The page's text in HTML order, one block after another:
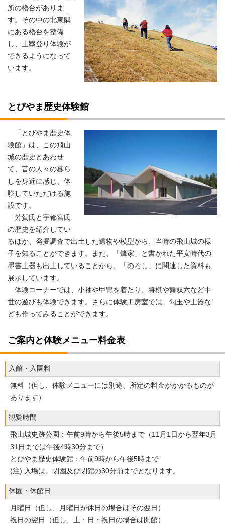
所の櫓台がありま
す。その中の北東隅
にある櫓台を整備
し、土塁登り体験が
できるようになって
います。
とびやま歴史体験館
「とびやま歴史体
験館」は、この飛山
城の歴史とあわせ
て、昔の人々の暮ら
しを身近に感じ、体
験していただける施
設です。
芳賀氏と宇都宮氏
の歴史を紹介してい
るほか、発掘調査で出土した遺物や模型から、当時の飛山城の様
子を知ることができます。また、「烽家」と書かれた平安時代の
墨書土器も出土していることから、「のろし」に関連した資料も
展示しています。
体験コーナーでは、小袖や甲冑を着たり、将棋や盤双六など中
世の遊びも体験できます。さらに体験工房室では、勾玉や土器な
ども作ってみることができます。
ご案内と体験メニュー料金表
入館・入園料
無料（但し、体験メニューには別途、所定の料金がかかるものが
あります）
観覧時間
飛山城史跡公園：午前9時から午後5時まで（11月1日から翌年3月
31日までは午後4時30分まで）
とびやま歴史体験館：午前9時から午後5時まで
(注) 入場は、閉園及び閉館の30分前までとなります。
休園・休館日
月曜日（但し、月曜日が休日の場合はその翌日）
祝日の翌日（但し、土・日・祝日の場合は開館）